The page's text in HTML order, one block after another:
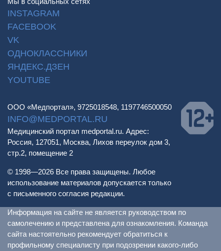
INSTAGRAM
FACEBOOK
VK
ОДНОКЛАССНИКИ
ЯНДЕКС.ДЗЕН
YOUTUBE
ООО «Медпортал», 9725018548, 1197746500050
INFO@MEDPORTAL.RU
Медицинский портал medportal.ru. Адрес:
Россия, 127051, Москва, Лихов переулок дом 3,
стр.2, помещение 2
© 1998—2026 Все права защищены. Любое
использование материалов допускается только
с письменного согласия редакции.
Информация на сайте не является руководством по
самолечению и представлена для ознакомления. Команда
сайта настоятельно рекомендует обратиться к
профильному специалисту при подозрении какого-либо